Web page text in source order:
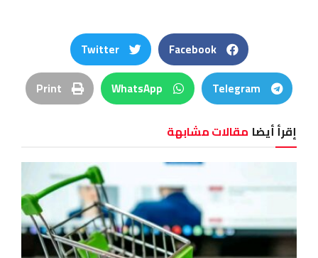
Facebook
Twitter
Telegram
WhatsApp
Print
إقرأ أيضا مقالات مشابهة